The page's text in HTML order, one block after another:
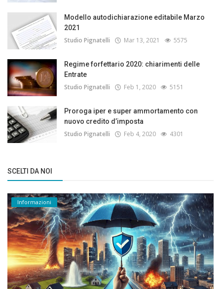
Modello autodichiarazione editabile Marzo
2021
Studio Pignatelli Mar 13, 2021 5575
Regime forfettario 2020: chiarimenti delle
Entrate
Studio Pignatelli Feb 1, 2020 5151
Proroga iper e super ammortamento con
nuovo credito d’imposta
Studio Pignatelli Feb 4, 2020 4301
SCELTI DA NOI
Informazioni